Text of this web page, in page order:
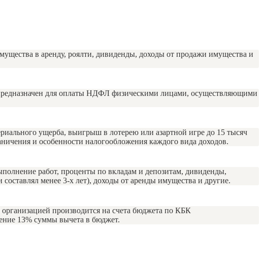
в аренду, роялти, дивиденды, доходы от продажи имущества и
для оплаты НДФЛ физическими лицами, осуществляющими
ущерба, выигрыш в лотерею или азартной игре до 15 тысяч
и особенности налогообложения каждого вида доходов.
работ, проценты по вкладам и депозитам, дивиденды,
менее 3-х лет), доходы от аренды имущества и другие.
производится на счета бюджета по КБК
13% суммы вычета в бюджет.